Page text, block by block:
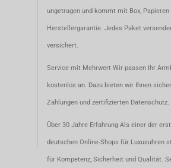
ungetragen und kommt mit Box, Papieren
Herstellergarantie. Jedes Paket
versichert.
Service mit Mehrwert Wir passen Ihr
kostenlos an. Dazu bieten wir Ihnen
Zahlungen und zertifizierten Datenschutz.
Über 30 Jahre Erfahrung Als einer der
deutschen Online-Shops für Luxusuhren
für Kompetenz, Sicherheit und Qualität.